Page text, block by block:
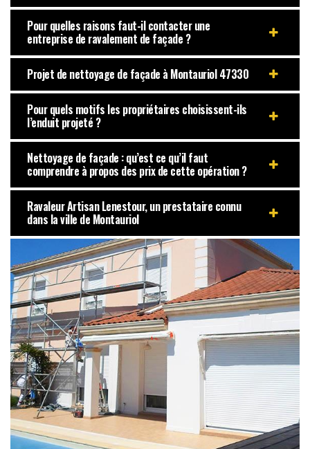
Pour quelles raisons faut-il contacter une
entreprise de ravalement de façade ?
Projet de nettoyage de façade à Montauriol 47330
Pour quels motifs les propriétaires choisissent-ils
l’enduit projeté ?
Nettoyage de façade : qu’est ce qu’il faut
comprendre à propos des prix de cette opération ?
Ravaleur Artisan Lenestour, un prestataire connu
dans la ville de Montauriol